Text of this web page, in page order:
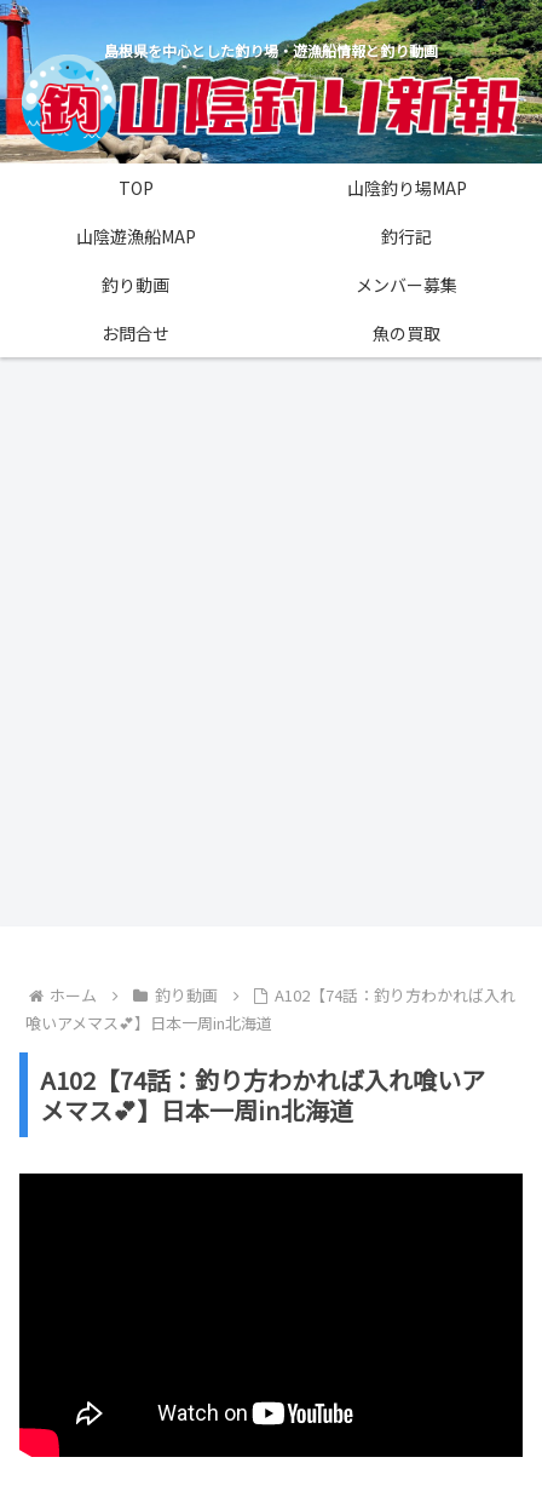
島根県を中心とした釣り場・遊漁船情報と釣り動画
TOP
山陰釣り場MAP
山陰遊漁船MAP
釣行記
釣り動画
メンバー募集
お問合せ
魚の買取
ホーム 釣り動画
A102【74話：釣り方わかれば入れ
喰いアメマス💕】日本一周in北海道
A102【74話：釣り方わかれば入れ喰いア
メマス💕】日本一周in北海道